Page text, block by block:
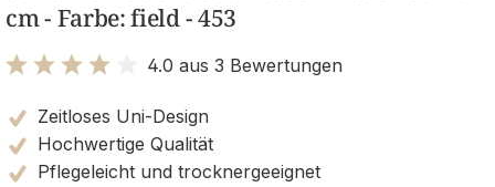
cm - Farbe: field - 453
4.0 aus 3 Bewertungen
Zeitloses Uni-Design
Hochwertige Qualität
Pflegeleicht und trocknergeeignet